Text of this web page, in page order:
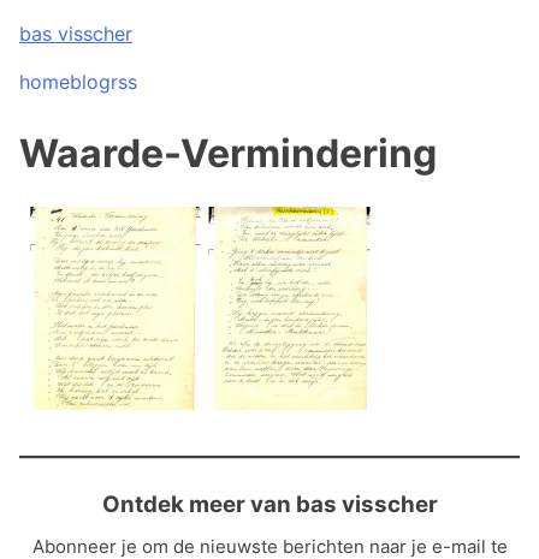
to
content
bas visscher
homeblogrss
Waarde-Vermindering
Ontdek meer van bas visscher
Abonneer je om de nieuwste berichten naar je e-mail te